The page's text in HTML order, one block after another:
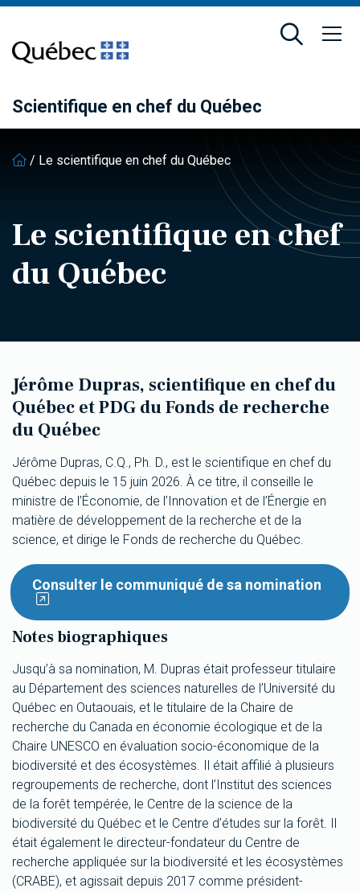
contenu
principal
pied
de
Scientifique en chef du Québec
/ Le scientifique en chef du Québec
Le scientifique en chef
du Québec
Jérôme Dupras, scientifique en chef du
Québec et PDG du Fonds de recherche
du Québec
Jérôme Dupras, C.Q., Ph. D., est le scientifique en chef du
Québec depuis le 15 juin 2026. À ce titre, il conseille le
ministre de l’Économie, de l’Innovation et de l’Énergie en
matière de développement de la recherche et de la
science, et dirige le Fonds de recherche du Québec.
Consulter le communiqué de sa nomination
Notes biographiques
Jusqu’à sa nomination, M. Dupras était professeur titulaire
au Département des sciences naturelles de l’Université du
Québec en Outaouais, et le titulaire de la Chaire de
recherche du Canada en économie écologique et de la
Chaire UNESCO en évaluation socio-économique de la
biodiversité et des écosystèmes. Il était affilié à plusieurs
regroupements de recherche, dont l’Institut des sciences
de la forêt tempérée, le Centre de la science de la
biodiversité du Québec et le Centre d’études sur la forêt. Il
était également le directeur-fondateur du Centre de
recherche appliquée sur la biodiversité et les écosystèmes
(CRABE), et agissait depuis 2017 comme président-